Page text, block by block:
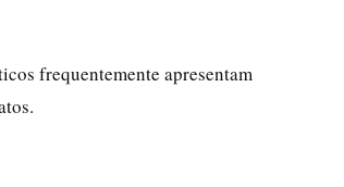
frequentemente apresentam